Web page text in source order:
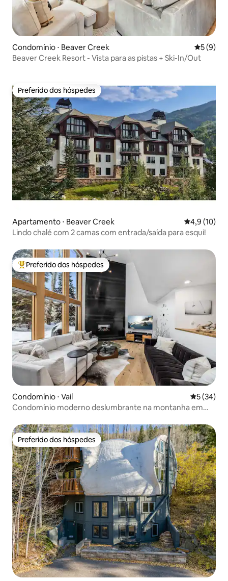
Condomínio ⋅ Beaver Creek 5 de
5 (9)
Beaver Creek Resort - Vista para as pistas + Ski-In/Out
Preferido dos hóspedes
Preferido dos hóspedes
Apartamento ⋅ Beaver Creek 4,9 de uma
4,9 (10)
Lindo chalé com 2 camas com entrada/saída para esqui!
Entre os melhores preferidos dos hóspedes
Preferido dos hóspedes
Condomínio ⋅ Vail 5 de uma
5 (34)
Condomínio moderno deslumbrante na montanha em
Preferido dos hóspedes
Preferido dos hóspedes